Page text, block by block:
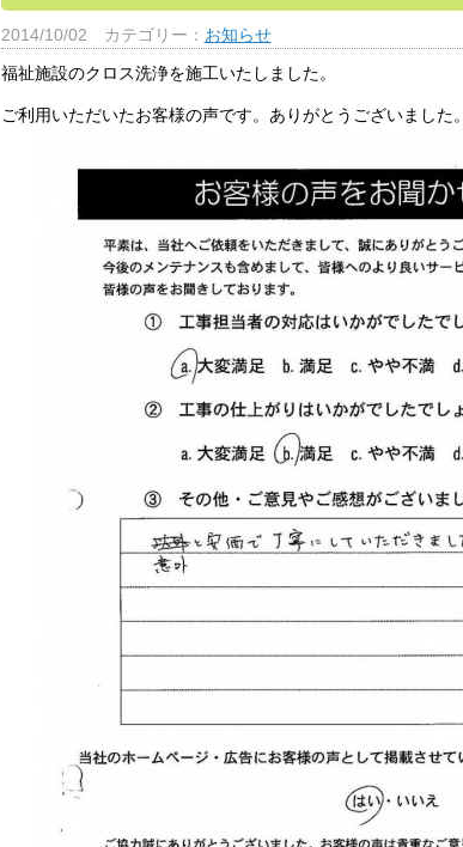
2014/10/02 カテゴリー： お知らせ
福祉施設のクロス洗浄を施工いたしました。
ご利用いただいたお客様の声です。ありがとうございました。